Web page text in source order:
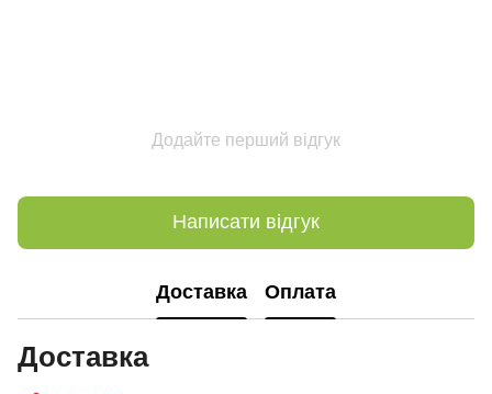
Додайте перший відгук
Написати відгук
Доставка Оплата
Доставка